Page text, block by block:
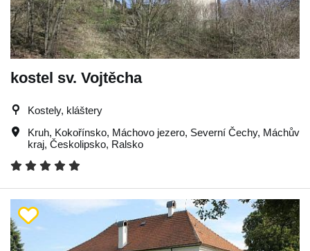
kostel sv. Vojtěcha
Kostely, kláštery
Kruh, Kokořínsko, Máchovo jezero, Severní Čechy, Máchův
kraj, Českolipsko, Ralsko